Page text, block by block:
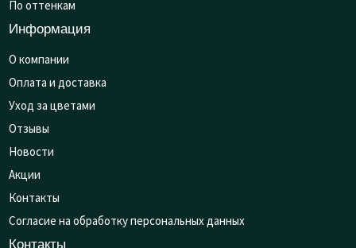
По оттенкам
Информация
О компании
Оплата и доставка
Уход за цветами
Отзывы
Новости
Акции
Контакты
Согласие на обработку персональных данных
Контакты